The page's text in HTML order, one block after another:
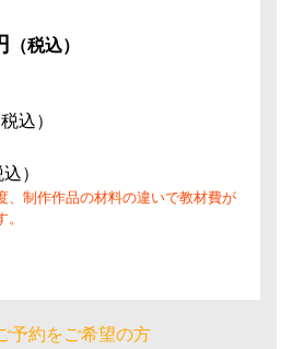
（税込）
込）
）
、制作作品の材料の違いで教材費が
予約をご希望の方